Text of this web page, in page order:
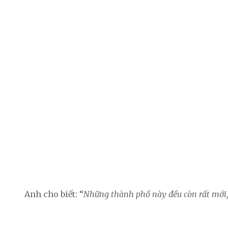
Anh cho biết: “Những thành phố này đều còn rất